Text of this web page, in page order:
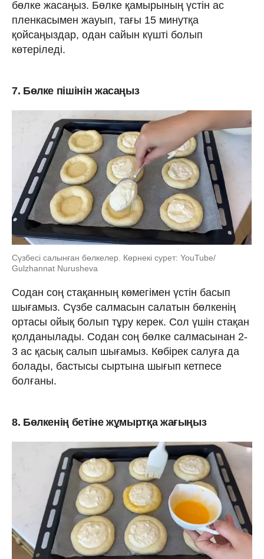
бөлке жасаңыз. Бөлке қамырының үстін ас
пленкасымен жауып, тағы 15 минутқа
қойсаңыздар, одан сайын күшті болып
көтеріледі.
7. Бөлке пішінін жасаңыз
Сүзбесі салынған бөлкелер. Көрнекі сурет: YouTube/
Gulzhannat Nurusheva
Содан соң стақанның көмегімен үстін басып
шығамыз. Сүзбе салмасын салатын бөлкенің
ортасы ойық болып тұру керек. Сол үшін стақан
қолданылады. Содан соң бөлке салмасынан 2-
3 ас қасық салып шығамыз. Көбірек салуға да
болады, бастысы сыртына шығып кетпесе
болғаны.
8. Бөлкенің бетіне жұмыртқа жағыңыз